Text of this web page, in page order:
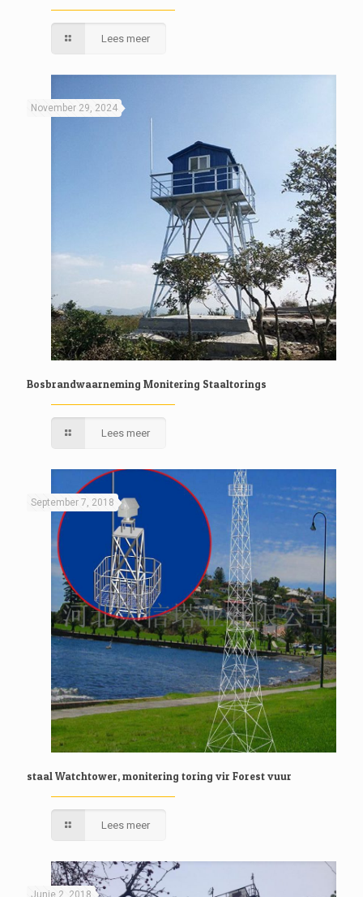
Lees meer
November 29, 2024
Bosbrandwaarneming Monitering Staaltorings
Lees meer
September 7, 2018
staal Watchtower, monitering toring vir Forest vuur
Lees meer
Junie 2, 2018